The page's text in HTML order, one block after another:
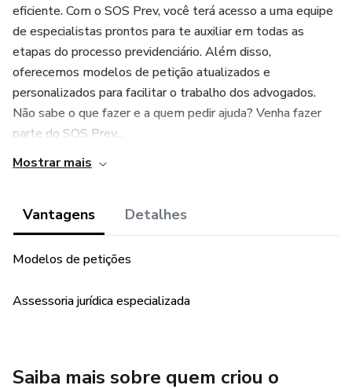
eficiente. Com o SOS Prev, você terá acesso a uma equipe
de especialistas prontos para te auxiliar em todas as
etapas do processo previdenciário. Além disso,
oferecemos modelos de petição atualizados e
personalizados para facilitar o trabalho dos advogados.
Não sabe o que fazer e a quem pedir ajuda? Venha fazer
parte do SOS Prev...
Mostrar mais
Vantagens Detalhes
Modelos de petições
Assessoria jurídica especializada
Saiba mais sobre quem criou o